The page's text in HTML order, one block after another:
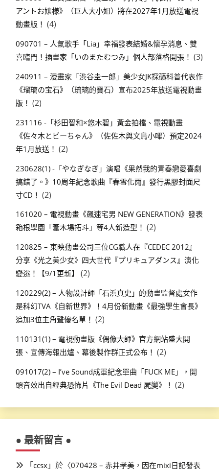
アントお嬢様》（巨人大小姐）將在2027年1月放送電視
動畫版！ (4)
090701 – 人氣歌手「Lia」幸福發表結婚&懷孕消息、雙
喜臨門！插畫家「いのまたむつみ」個人部落格開張！ (3)
240911 – 漫畫家「渋谷圭一郎」美少女JK採礦科普代表作
《瑠璃の宝石》（琉璃的寶石）宣布2025年放送電視動畫
版！ (2)
231116 -「杉田智和×悠木碧」黃金拍檔、電視動畫
《佐々木とピーちゃん》（佐佐木與文鳥小嗶）預定2024
年1月放送！ (2)
230628(1) -「やなぎなぎ」演唱《果然我的青春戀愛喜劇
搞錯了。》10周年紀念歌曲『春雪化雨』發行黑膠封面尺
寸CD！ (2)
161020 – 電視動畫《飆速宅男 NEW GENERATION》發表
箱根學園「葦木場拓斗」等4人新造型！ (2)
120825 – 東映動畫公司三位CG職人在『CEDEC 2012』
分享《光之美少女》四大世代『プリキュアダンス』演化
變遷！【9/1更新】
(2)
120229(2) – 人物設計師「石浜真史」的動畫監督處女作
是科幻TVA《自新世界》！4月份新動畫《最強學生會長》
追加3位主角聲優名單！ (2)
110131(1) – 電視動畫版《偶像大師》官方網站盛大開
張、宣傳海報出爐、幕後製作群正式公布！ (2)
091017(2) – I’ve Sound成軍紀念單曲「FUCK ME」，開
頭音效出自經典恐怖片《The Evil Dead 屍變》！ (2)
● 最新留言 ●
「ccsx 」於〈070428 – 赤井孝美，因在mixi日記發表